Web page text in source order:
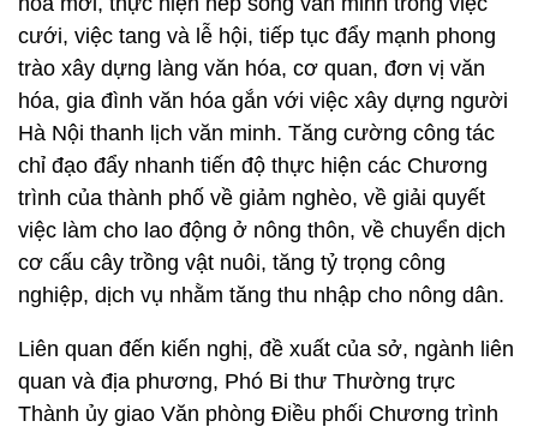
cưới, việc tang và lễ hội, tiếp tục đẩy mạnh phong
trào xây dựng làng văn hóa, cơ quan, đơn vị văn
hóa, gia đình văn hóa gắn với việc xây dựng người
Hà Nội thanh lịch văn minh. Tăng cường công tác
chỉ đạo đẩy nhanh tiến độ thực hiện các Chương
trình của thành phố về giảm nghèo, về giải quyết
việc làm cho lao động ở nông thôn, về chuyển dịch
cơ cấu cây trồng vật nuôi, tăng tỷ trọng công
nghiệp, dịch vụ nhằm tăng thu nhập cho nông dân.
Liên quan đến kiến nghị, đề xuất của sở, ngành liên
quan và địa phương, Phó Bi thư Thường trực
Thành ủy giao Văn phòng Điều phối Chương trình